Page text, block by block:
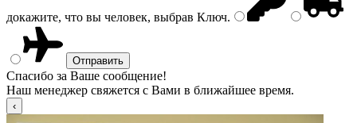
докажите, что вы человек, выбрав Ключ.
Спасибо за Ваше сообщение!
Наш менеджер свяжется с Вами в ближайшее время.